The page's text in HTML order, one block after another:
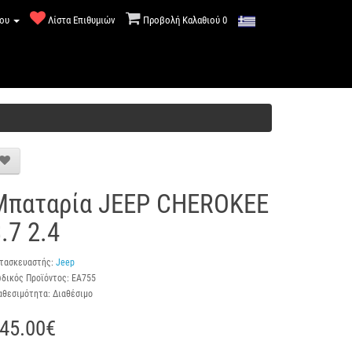
Λίστα Επιθυμιών Προβολή Καλαθιού0
JEEP CHEROKEE
2.4
Jeep
Προϊόντος: EA755
Διαθέσιμο